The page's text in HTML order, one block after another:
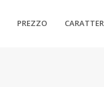
PREZZO